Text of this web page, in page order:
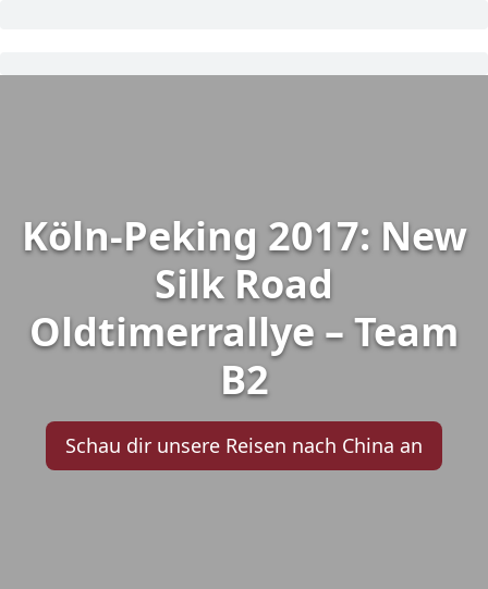
Köln-Peking 2017: New
Silk Road
Oldtimerrallye – Team
B2
Schau dir unsere Reisen nach China an